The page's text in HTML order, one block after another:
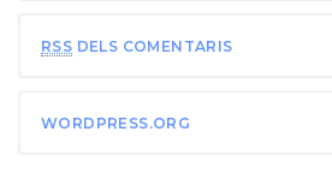
RSS DELS COMENTARIS
WORDPRESS.ORG